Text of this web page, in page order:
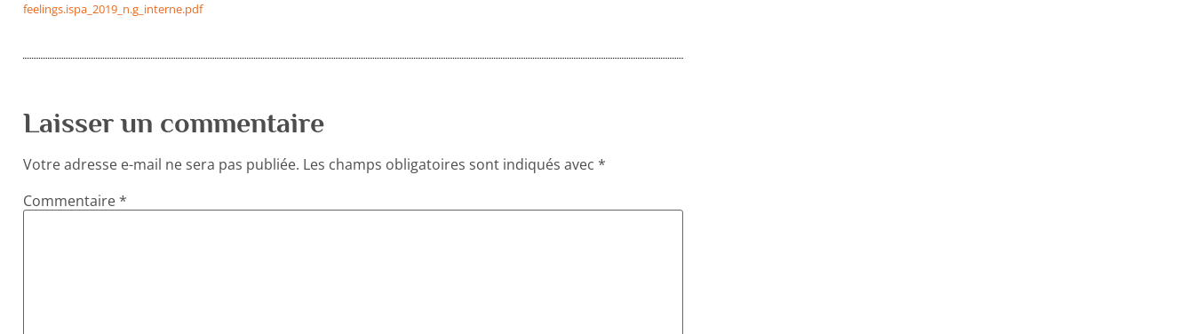
feelings.ispa_2019_n.g_interne.pdf
Laisser un commentaire
Votre adresse e-mail ne sera pas publiée. Les champs obligatoires sont indiqués avec *
Commentaire*